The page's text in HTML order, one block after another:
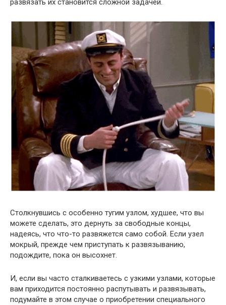
развязать их становится сложной задачей.
Столкнувшись с особенно тугим узлом, худшее, что вы
можете сделать, это дернуть за свободные концы,
надеясь, что что-то развяжется само собой. Если узел
мокрый, прежде чем приступать к развязыванию,
подождите, пока он высохнет.
И, если вы часто сталкиваетесь с узкими узлами, которые
вам приходится постоянно распутывать и развязывать,
подумайте в этом случае о приобретении специального